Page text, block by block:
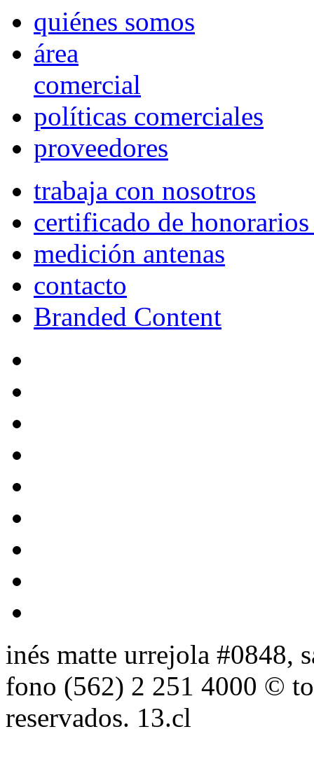
quiénes somos
área
comercial
políticas comerciales
proveedores
trabaja con nosotros
certificado de
medición antenas
contacto
Branded Content
inés matte urrejola #0848,
fono (562) 2 251 4000 ©
reservados. 13.cl